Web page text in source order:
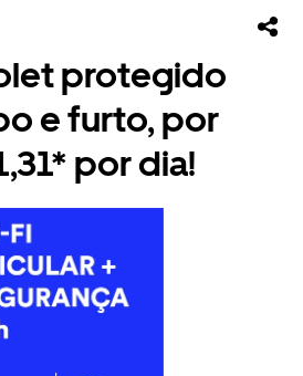
protegido
e furto, por
por dia!